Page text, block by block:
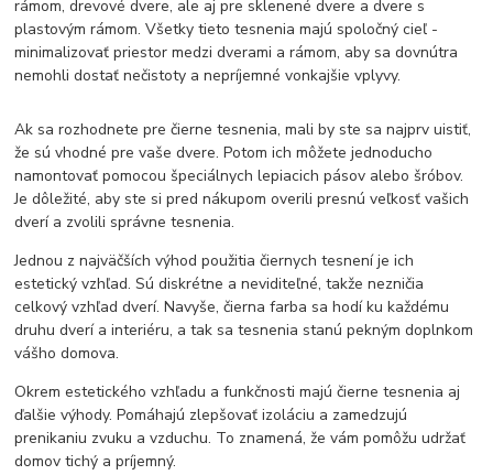
rámom, drevové dvere, ale aj pre sklenené dvere a dvere s
plastovým rámom. Všetky tieto tesnenia majú spoločný cieľ -
minimalizovať priestor medzi dverami a rámom, aby sa dovnútra
nemohli dostať nečistoty a nepríjemné vonkajšie vplyvy.
Ak sa rozhodnete pre čierne tesnenia, mali by ste sa najprv uistiť,
že sú vhodné pre vaše dvere. Potom ich môžete jednoducho
namontovať pomocou špeciálnych lepiacich pásov alebo šróbov.
Je dôležité, aby ste si pred nákupom overili presnú veľkosť vašich
dverí a zvolili správne tesnenia.
Jednou z najväčších výhod použitia čiernych tesnení je ich
estetický vzhľad. Sú diskrétne a neviditeľné, takže nezničia
celkový vzhľad dverí. Navyše, čierna farba sa hodí ku každému
druhu dverí a interiéru, a tak sa tesnenia stanú pekným doplnkom
vášho domova.
Okrem estetického vzhľadu a funkčnosti majú čierne tesnenia aj
ďalšie výhody. Pomáhajú zlepšovať izoláciu a zamedzujú
prenikaniu zvuku a vzduchu. To znamená, že vám pomôžu udržať
domov tichý a príjemný.